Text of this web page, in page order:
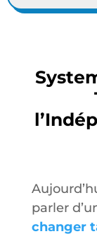
parler
changer